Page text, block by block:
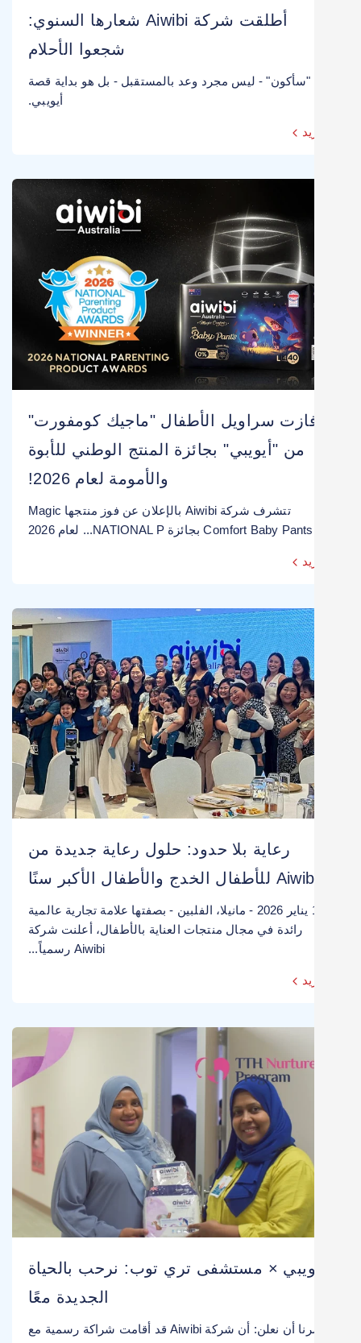
أطلقت شركة Aiwibi شعارها السنوي:
شجعوا الأحلام
"سأكون" - ليس مجرد وعد بالمستقبل - بل هو بداية قصة
سراويل الأطفال "ماجيك كومفورت"
من "أيويبي" بجائزة المنتج الوطني للأبوة
والأمومة لعام 2026!
تتشرف شركة Aiwibi بالإعلان عن فوز منتجها Magic
Comfort Baby Pants بجائزة NATIONAL P... لعام 2026
رعاية بلا حدود: حلول رعاية جديدة من
11 يناير 2026 - مانيلا، الفلبين - بصفتها علامة تجارية عالمية
رائدة في مجال منتجات العناية بالأطفال، أعلنت شركة
× مستشفى تري توب: نرحب بالحياة
الجديدة معًا
يسرنا أن نعلن: أن شركة Aiwibi قد أقامت شراكة رسمية مع